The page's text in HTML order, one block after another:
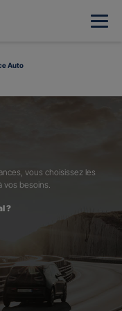
Auto
vous choisissez les
vos besoins.
?